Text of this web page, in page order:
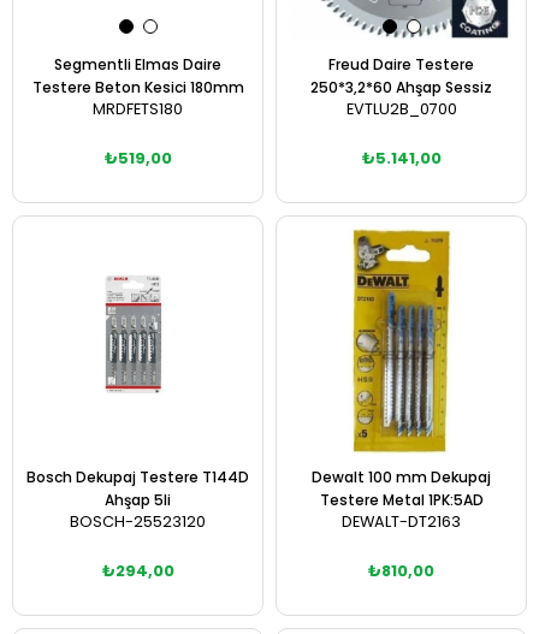
Segmentli Elmas Daire
Testere Beton Kesici 180mm
MRDFETS180
₺519,00
Freud Daire Testere
250*3,2*60 Ahşap Sessiz
EVTLU2B_0700
₺5.141,00
Sepete Ekle
Bosch Dekupaj Testere T144D
Ahşap 5li
BOSCH-25523120
₺294,00
Dewalt 100 mm Dekupaj
Testere Metal 1PK:5AD
DEWALT-DT2163
₺810,00